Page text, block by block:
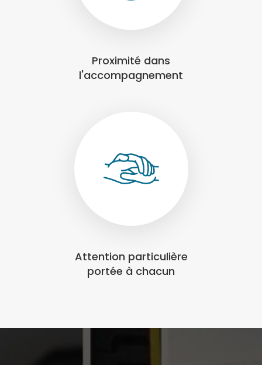
Proximité dans
l'accompagnement
Attention particulière
portée à chacun